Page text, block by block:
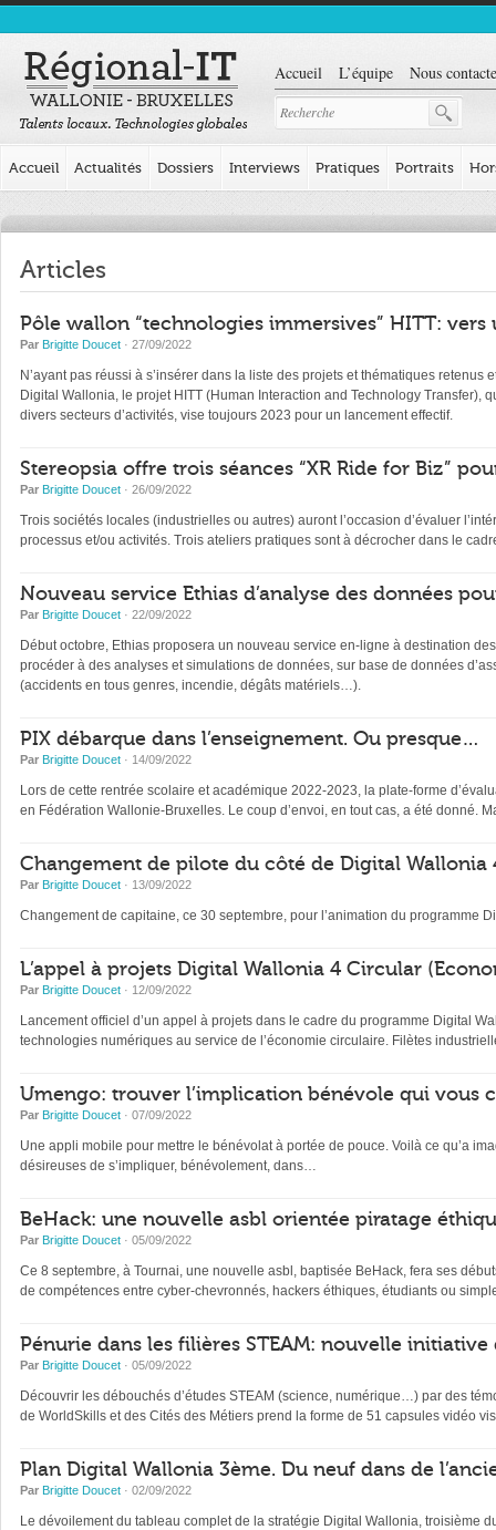
Accueil L’équipe Nous
Accueil Actualités Dossiers Interviews Pratiques Portraits
Articles
Pôle wallon “technologies immersives” HITT:
Par Brigitte Doucet · 27/09/2022
N’ayant pas réussi à s’insérer dans la liste des projets et thématiques
Digital Wallonia, le projet HITT (Human Interaction and Technology
divers secteurs d’activités, vise toujours 2023 pour un lancement effectif.
Stereopsia offre trois séances “XR Ride for Biz”
Par Brigitte Doucet · 26/09/2022
Trois sociétés locales (industrielles ou autres) auront l’occasion d’évaluer
processus et/ou activités. Trois ateliers pratiques sont à décrocher dans le
Nouveau service Ethias d’analyse des données
Par Brigitte Doucet · 22/09/2022
Début octobre, Ethias proposera un nouveau service en-ligne à destination
procéder à des analyses et simulations de données, sur base de données
(accidents en tous genres, incendie, dégâts matériels…).
PIX débarque dans l’enseignement. Ou presque…
Par Brigitte Doucet · 14/09/2022
Lors de cette rentrée scolaire et académique 2022-2023, la plate-forme
en Fédération Wallonie-Bruxelles. Le coup d’envoi, en tout cas, a été donné.
Changement de pilote du côté de Digital Wallonia
Par Brigitte Doucet · 13/09/2022
Changement de capitaine, ce 30 septembre, pour l’animation du programme
L’appel à projets Digital Wallonia 4 Circular
Par Brigitte Doucet · 12/09/2022
Lancement officiel d’un appel à projets dans le cadre du programme Digital
technologies numériques au service de l’économie circulaire. Filètes
Umengo: trouver l’implication bénévole qui vous
Par Brigitte Doucet · 07/09/2022
Une appli mobile pour mettre le bénévolat à portée de pouce. Voilà ce qu’a
désireuses de s’impliquer, bénévolement, dans…
BeHack: une nouvelle asbl orientée piratage
Par Brigitte Doucet · 05/09/2022
Ce 8 septembre, à Tournai, une nouvelle asbl, baptisée BeHack, fera ses
de compétences entre cyber-chevronnés, hackers éthiques, étudiants ou
Pénurie dans les filières STEAM: nouvelle
Par Brigitte Doucet · 05/09/2022
Découvrir les débouchés d’études STEAM (science, numérique…) par des
de WorldSkills et des Cités des Métiers prend la forme de 51 capsules vidéo
Plan Digital Wallonia 3ème. Du neuf dans de
Par Brigitte Doucet · 02/09/2022
Le dévoilement du tableau complet de la stratégie Digital Wallonia, troisième